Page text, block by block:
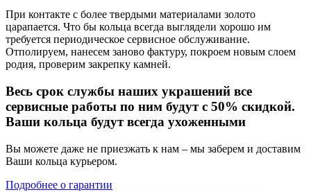
При контакте с более твердыми материалами золото
царапается. Что бы кольца всегда выглядели хорошо им
требуется периодическое сервисное обслуживание.
Отполируем, нанесем заново фактуру, покроем новым слоем
родия, проверим закрепку камней.
Весь срок службы наших украшений все
сервисные работы по ним будут с 50% скидкой.
Ваши кольца будут всегда ухоженными
Вы можете даже не приезжать к нам – мы заберем и доставим
Ваши кольца курьером.
Подробнее о гарантии